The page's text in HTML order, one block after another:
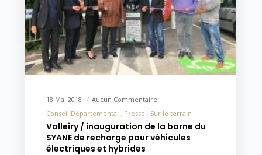
18 Mai 2018
Aucun Commentaire
Conseil Départemental
Presse Sur le terrain
Valleiry / inauguration de la borne du
SYANE de recharge pour véhicules
électriques et hybrides